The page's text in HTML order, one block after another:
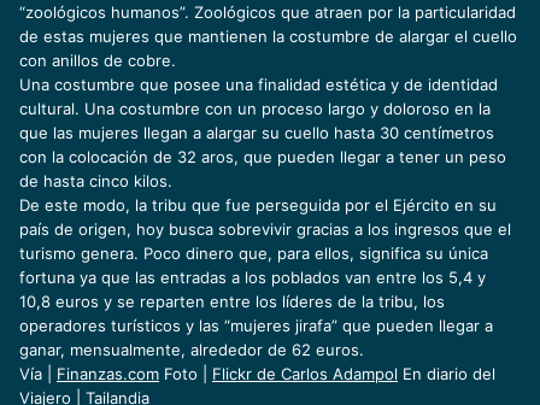
“zoológicos humanos”. Zoológicos que atraen por la particularidad
de estas mujeres que mantienen la costumbre de alargar el cuello
con anillos de cobre.
Una costumbre que posee una finalidad estética y de identidad
cultural. Una costumbre con un proceso largo y doloroso en la
que las mujeres llegan a alargar su cuello hasta 30 centímetros
con la colocación de 32 aros, que pueden llegar a tener un peso
de hasta cinco kilos.
De este modo, la tribu que fue perseguida por el Ejército en su
país de origen, hoy busca sobrevivir gracias a los ingresos que el
turismo genera. Poco dinero que, para ellos, significa su única
fortuna ya que las entradas a los poblados van entre los 5,4 y
10,8 euros y se reparten entre los líderes de la tribu, los
operadores turísticos y las “mujeres jirafa” que pueden llegar a
ganar, mensualmente, alrededor de 62 euros.
Vía | Finanzas.com Foto | Flickr de Carlos Adampol En diario del
Viajero | Tailandia